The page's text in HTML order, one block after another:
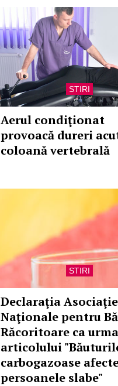
STIRI
Aerul condiţionat
provoacă dureri
coloană vertebrală
STIRI
Declaraţia
Naţionale pentru
Răcoritoare ca
articolului
carbogazoase
persoanele slabe"